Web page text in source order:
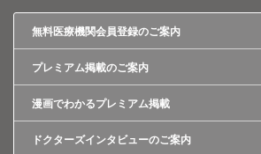
無料医療機関会員登録のご案内
プレミアム掲載のご案内
漫画でわかるプレミアム掲載
ドクターズインタビューのご案内